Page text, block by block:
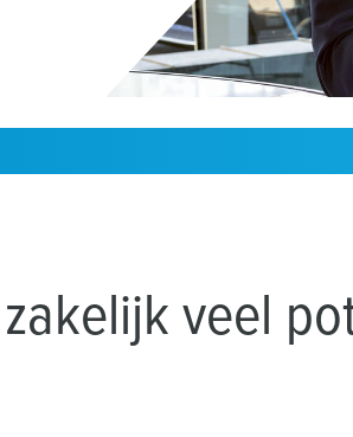
Accessoires
Laadstationmarkering
veel